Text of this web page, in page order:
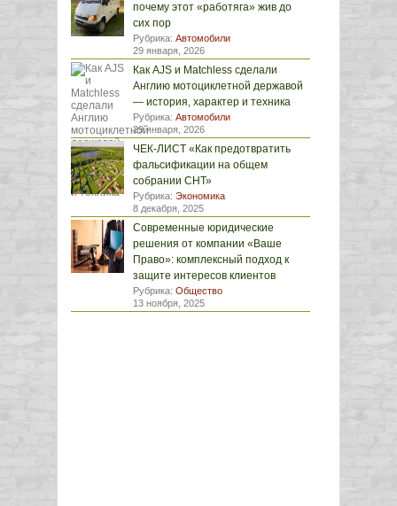
почему этот «работяга» жив до
сих пор
Рубрика: Автомобили
29 января, 2026
Как AJS и Matchless сделали
Англию мотоциклетной державой
— история, характер и техника
Рубрика: Автомобили
29 января, 2026
ЧЕК-ЛИСТ «Как предотвратить
фальсификации на общем
собрании СНТ»
Рубрика: Экономика
8 декабря, 2025
Современные юридические
решения от компании «Ваше
Право»: комплексный подход к
защите интересов клиентов
Рубрика: Общество
13 ноября, 2025